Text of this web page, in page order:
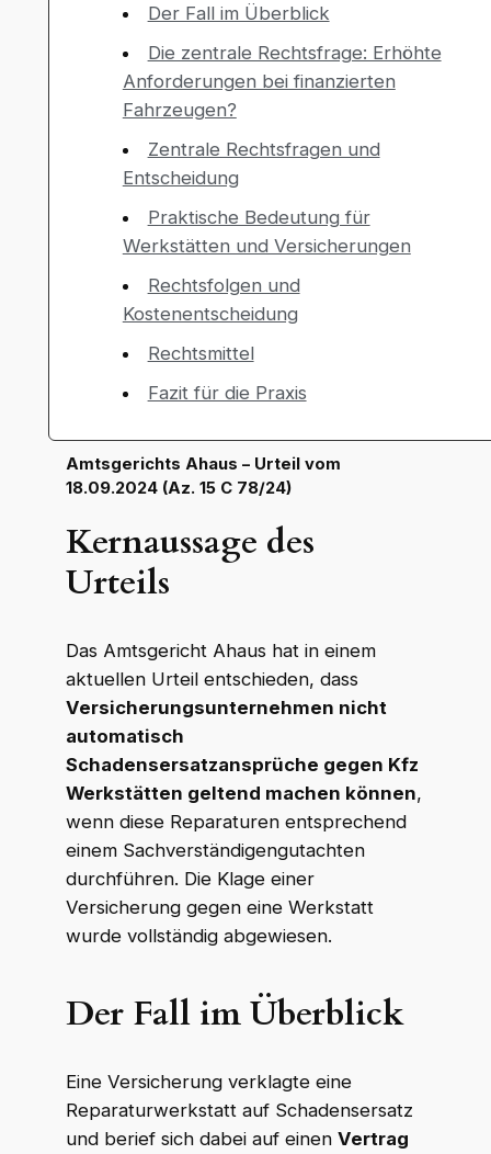
Der Fall im Überblick
Die zentrale Rechtsfrage: Erhöhte
Anforderungen bei finanzierten
Fahrzeugen?
Zentrale Rechtsfragen und
Entscheidung
Praktische Bedeutung für
Werkstätten und Versicherungen
Rechtsfolgen und
Kostenentscheidung
Rechtsmittel
Fazit für die Praxis
Amtsgerichts Ahaus – Urteil vom
18.09.2024 (Az. 15 C 78/24)
Kernaussage des
Urteils
Das Amtsgericht Ahaus hat in einem
aktuellen Urteil entschieden, dass
Versicherungsunternehmen nicht
automatisch
Schadensersatzansprüche gegen Kfz
Werkstätten geltend machen können,
wenn diese Reparaturen entsprechend
einem Sachverständigengutachten
durchführen. Die Klage einer
Versicherung gegen eine Werkstatt
wurde vollständig abgewiesen.
Der Fall im Überblick
Eine Versicherung verklagte eine
Reparaturwerkstatt auf Schadensersatz
und berief sich dabei auf einen Vertrag